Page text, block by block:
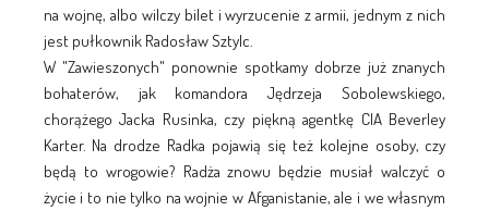
na wojnę, albo wilczy bilet i wyrzucenie z armii, jednym z nich
jest pułkownik Radosław Sztylc.
W "Zawieszonych" ponownie spotkamy dobrze już znanych
bohaterów, jak komandora Jędrzeja Sobolewskiego,
chorążego Jacka Rusinka, czy piękną agentkę CIA Beverley
Karter. Na drodze Radka pojawią się też kolejne osoby, czy
będą to wrogowie? Radża znowu będzie musiał walczyć o
życie i to nie tylko na wojnie w Afganistanie, ale i we własnym